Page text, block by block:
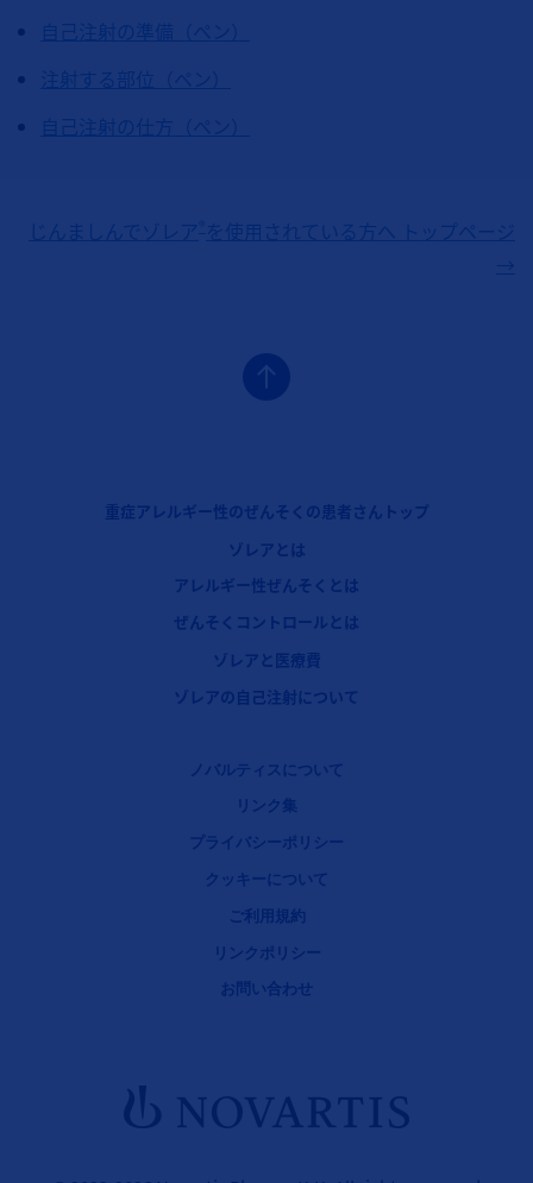
自己注射の準備（ペン）
注射する部位（ペン）
自己注射の仕方（ペン）
じんましんでゾレア を使用されている方へ トップページ
→
重症アレルギー性のぜんそくの患者さんトップ
ゾレアとは
アレルギー性ぜんそくとは
ぜんそくコントロールとは
ゾレアと医療費
ゾレアの自己注射について
Legal [Footer Second]ノバルティスについて
リンク集
プライバシーポリシー
クッキーについて
ご利用規約
リンクポリシー
お問い合わせ